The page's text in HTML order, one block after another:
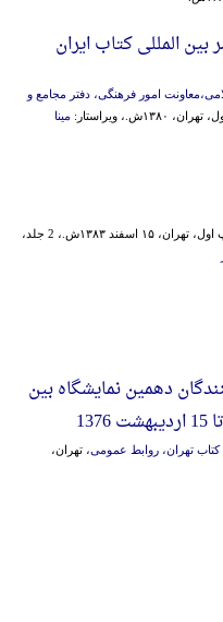
المللی کتاب ایران
امور فرهنگی، دفتر مجامع و
۱۳۸۰ش.، ویراستار:
مینا
، چاپ اول، تهران، ۱۵ اسفند ۱۳۸۳ش.، 2 جلد،
دهمین نمایشگاه بین
کتاب‌ تهران‌، روابط عمومی، تهران،